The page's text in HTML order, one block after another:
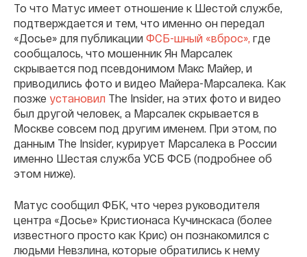
То что Матус имеет отношение к Шестой службе,
подтверждается и тем, что именно он передал
«Досье» для публикации ФСБ-шный «вброс», где
сообщалось, что мошенник Ян Марсалек
скрывается под псевдонимом Макс Майер, и
приводились фото и видео Майера-Марсалека. Как
позже установил The Insider, на этих фото и видео
был другой человек, а Марсалек скрывается в
Москве совсем под другим именем. При этом, по
данным The Insider, курирует Марсалека в России
именно Шестая служба УСБ ФСБ (подробнее об
этом ниже).
Матус сообщил ФБК, что через руководителя
центра «Досье» Кристионаса Кучинскаса (более
известного просто как Крис) он познакомился с
людьми Невзлина, которые обратились к нему